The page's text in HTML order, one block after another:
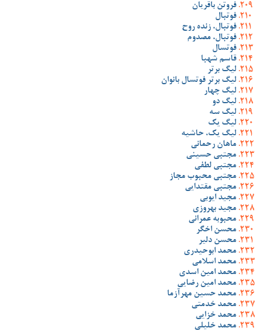
فروتن باقریان
فوتبال
فوتبال، زنده روح
فوتبال، مصدوم
فوتسال
قاسم شهبا
لیگ برتر
لیگ برتر فوتسال بانوان
لیگ چهار
لیگ دو
لیگ سه
لیگ یک
لیگ یک، حاشیه
ماهان رحمانی
مجتبی حسینی
مجتبی لطفی
مجتبی محبوب مجاز
مجتبی مقتدایی
مجید ایوبی
مجید بهروزی
محبوبه عمرانی
محسن اخگر
محسن دلیر
محمد ابوحیدری
محمد اسلامی
محمد امین اسدی
محمد امین رضایی
محمد حسین مهرآزما
محمد خدمتی
محمد خزایی
محمد خلیلی